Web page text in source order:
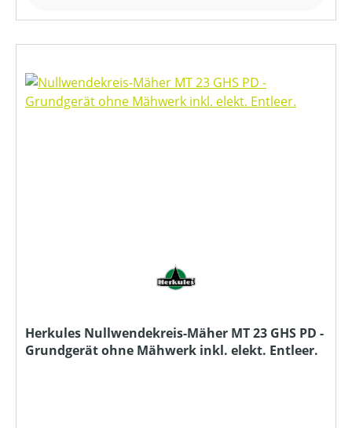
Herkules Nullwendekreis-Mäher MT 23 GHS PD -
Grundgerät ohne Mähwerk inkl. elekt. Entleer.